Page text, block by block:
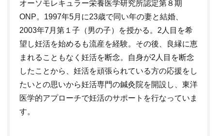
オーソモレキュラー栄養医学研究所認定第８期
ONP。1997年5月に23歳で同い年の妻と結婚、
2003年7月第１子（男の子）を授かる。2人目を希
望し妊活を始めるも流産を経験。その後、良縁に恵
まれることもなく妊活を断念。自身が2人目を断念
したことから、妊活を頑張られている方の応援をし
たいとの思いから妊活専門の鍼灸院を開設し、東洋
医学的アプローチで妊活のサポートを行なっていま
す。